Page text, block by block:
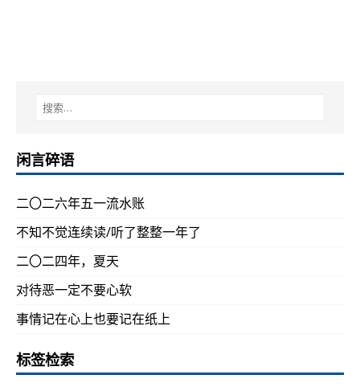
闲言碎语
二〇二六年五一流水账
不知不觉连续读/听了整整一年了
二〇二四年，夏天
对待恶一定不要心软
事情记在心上也要记在纸上
标签检索